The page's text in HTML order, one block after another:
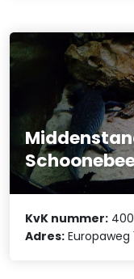
KvK nummer:
Adres: Europaweg